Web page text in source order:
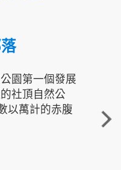
園第一個發展
社頂自然公
以萬計的赤腹
重
走進